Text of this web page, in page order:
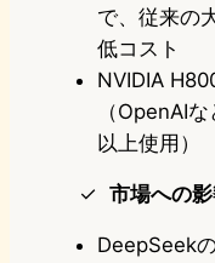
で、従来の
低コスト
NVIDIA
（OpenAI
以上使用）
市場への
DeepSeek